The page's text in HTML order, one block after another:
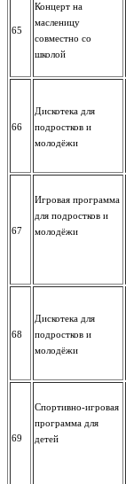
65
Концерт на
масленицу
совместно со
школой
66
Дискотека для
подростков и
молодёжи
67
Игровая программа
для подростков и
молодёжи
68
Дискотека для
подростков и
молодёжи
69
Спортивно-игровая
программа для
детей